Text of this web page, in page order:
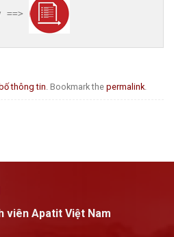
==>
thông tin . Bookmark the permalink
viên Apatit Việt Nam